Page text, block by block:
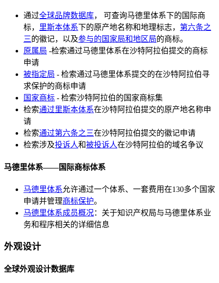
通过全球品牌数据库， 可查询马德里体系下的国际商
标，
里斯本体系下的原产地名称和地理标志， 第六条之
三的徽记，以及参与的国家局和地区局的商标。
原属局 -检索通过马德里体系在沙特阿拉伯提交的商标
申请
被指定局 - 检索通过马德里体系提交的在沙特阿拉伯寻
求保护的商标申请
国家商标 - 检索沙特阿拉伯的国家商标集
检索通过里斯本体系在沙特阿拉伯提交的原产地名称申
请
检索通过第六条之三在沙特阿拉伯提交的徽记申请
检索涉及投诉人和被投诉人在沙特阿拉伯的域名争议
马德里体系——国际商标体系
马德里体系允许通过一个体系、一套费用在130多个国家
申请并管理商标保护。
马德里体系成员概况：关于知识产权局与马德里体系业
务和程序相关的详细信息
外观设计
全球外观设计数据库